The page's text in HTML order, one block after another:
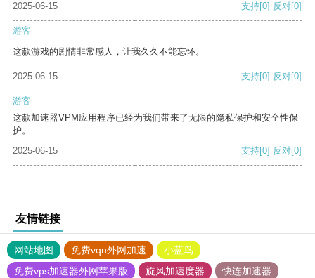
2025-06-15 支持[0] 反对[0]
游客
这款游戏的剧情非常感人，让我久久不能忘怀。
2025-06-15 支持[0] 反对[0]
游客
这款加速器VPM应用程序已经为我们带来了无限的隐私保护和安全性保
护。
2025-06-15
支持[0] 反对[0]
友情链接
网站地图 免费vqn外网加速
小蓝鸟
免费vps加速器外网苹果版
旋风加速度器
快连加速器